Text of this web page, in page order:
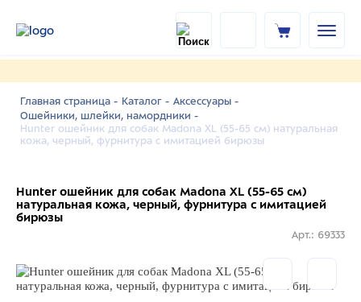
Главная страница - Каталог - Аксессуары -
Ошейники, шлейки, намордники -
Hunter ошейник для собак Madona XL (55-65 см) натуральная
кожа, черный, фурнитура с имитацией бирюзы
Hunter ошейник для собак Madona XL (55-65 см)
натуральная кожа, черный, фурнитура с имитацией
бирюзы
Арт.: 69333